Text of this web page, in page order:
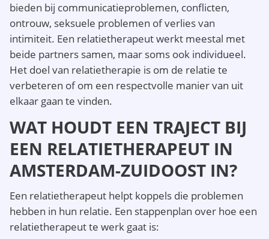
bieden bij communicatieproblemen, conflicten,
ontrouw, seksuele problemen of verlies van
intimiteit. Een relatietherapeut werkt meestal met
beide partners samen, maar soms ook individueel.
Het doel van relatietherapie is om de relatie te
verbeteren of om een respectvolle manier van uit
elkaar gaan te vinden.
WAT HOUDT EEN TRAJECT BIJ
EEN RELATIETHERAPEUT IN
AMSTERDAM-ZUIDOOST IN?
Een relatietherapeut helpt koppels die problemen
hebben in hun relatie. Een stappenplan over hoe een
relatietherapeut te werk gaat is: